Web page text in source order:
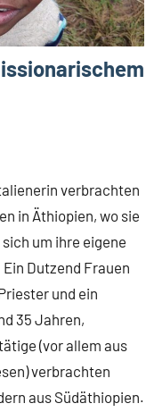
verbrachten
in Äthiopien, wo sie
um ihre eigene
Dutzend Frauen
und ein
35 Jahren,
(vor allem aus
verbrachten
aus Südäthiopien.